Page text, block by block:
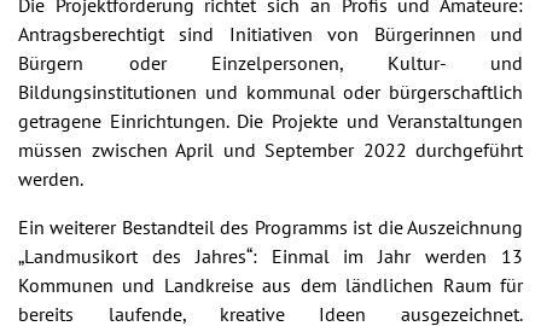
Die Projektförderung richtet sich an Profis und Amateure:
Antragsberechtigt sind Initiativen von Bürgerinnen und
Bürgern oder Einzelpersonen, Kultur- und
Bildungsinstitutionen und kommunal oder bürgerschaftlich
getragene Einrichtungen. Die Projekte und Veranstaltungen
müssen zwischen April und September 2022 durchgeführt
werden.
Ein weiterer Bestandteil des Programms ist die Auszeichnung
„Landmusikort des Jahres“: Einmal im Jahr werden 13
Kommunen und Landkreise aus dem ländlichen Raum für
bereits laufende, kreative Ideen ausgezeichnet.